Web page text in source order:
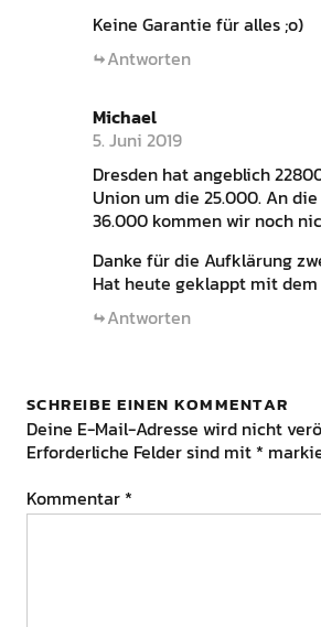
Keine Garantie für alles ;o)
Antworten
Michael
5. Juni 2019
Dresden hat angeblich
Union um die 25.000. An
36.000 kommen wir noch
Danke für die Aufklärung
Hat heute geklappt mit
Antworten
SCHREIBE EINEN KOMMENTAR
Deine E-Mail-Adresse wird nicht
Erforderliche Felder sind mit *
Kommentar *